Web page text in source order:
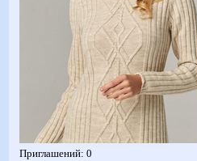
Приглашений: 0